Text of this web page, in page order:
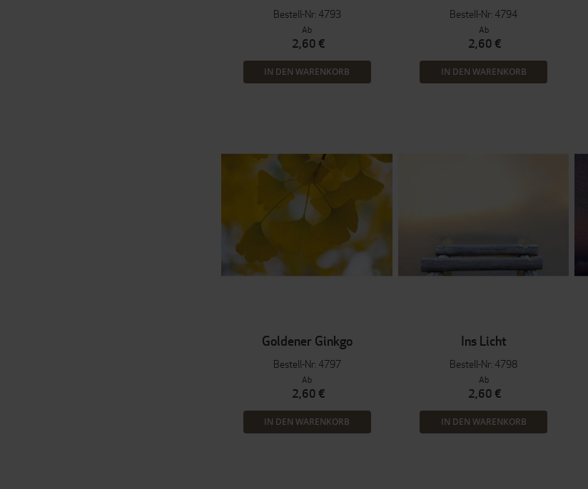
Bestell-Nr: 4793
Ab
2,60 €
IN DEN WARENKORB
Bestell-Nr: 4794
Ab
2,60 €
IN DEN WARENKORB
Goldener Ginkgo
Bestell-Nr: 4797
Ab
2,60 €
IN DEN WARENKORB
Ins Licht
Bestell-Nr: 4798
Ab
2,60 €
IN DEN WARENKORB